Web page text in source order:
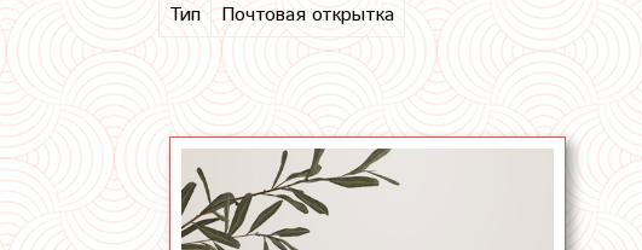
Тип Почтовая открытка